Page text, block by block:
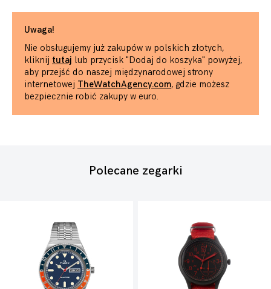
Uwaga!
Nie obsługujemy już zakupów w polskich złotych,
kliknij tutaj lub przycisk "Dodaj do koszyka" powyżej,
aby przejść do naszej międzynarodowej strony
internetowej TheWatchAgency.com, gdzie możesz
bezpiecznie robić zakupy w euro.
Polecane zegarki